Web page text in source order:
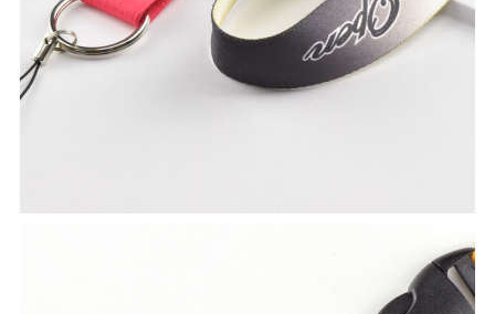
ネックストラップ
パーツ&パッケージ